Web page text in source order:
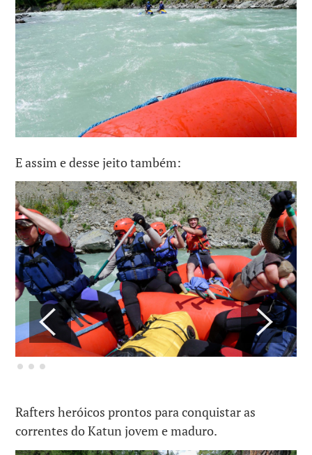
E assim e desse jeito também:
Rafters heróicos prontos para conquistar as
correntes do Katun jovem e maduro.